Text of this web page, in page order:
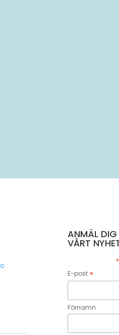
ANMÄL DIG
VÅRT
*
E-post *
Förnamn